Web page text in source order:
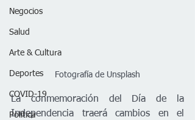
Negocios
Salud
Arte & Cultura
Deportes
COVID-19
Política
Fotografía de Unsplash
La conmemoración del Día de la
Independencia traerá cambios en el